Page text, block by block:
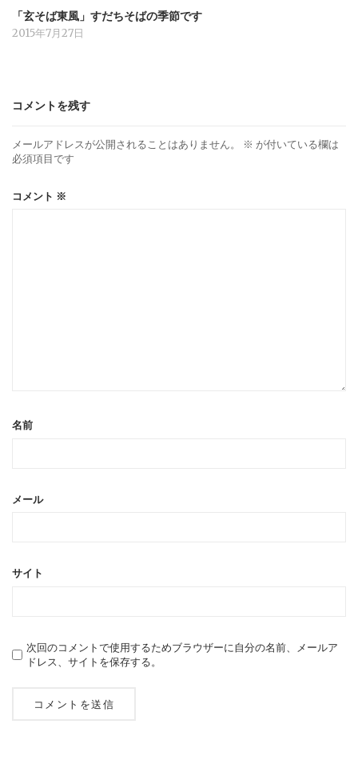
「玄そば東風」すだちそばの季節です
2015年7月27日
コメントを残す
メールアドレスが公開されることはありません。 ※ が付いている欄は
必須項目です
コメント ※
名前
メール
サイト
次回のコメントで使用するためブラウザーに自分の名前、メールア
ドレス、サイトを保存する。